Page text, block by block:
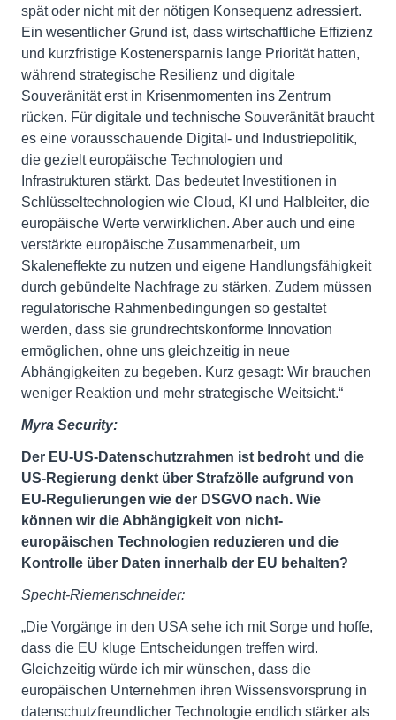
spät oder nicht mit der nötigen Konsequenz adressiert.
Ein wesentlicher Grund ist, dass wirtschaftliche Effizienz
und kurzfristige Kostenersparnis lange Priorität hatten,
während strategische Resilienz und digitale
Souveränität erst in Krisenmomenten ins Zentrum
rücken. Für digitale und technische Souveränität braucht
es eine vorausschauende Digital- und Industriepolitik,
die gezielt europäische Technologien und
Infrastrukturen stärkt. Das bedeutet Investitionen in
Schlüsseltechnologien wie Cloud, KI und Halbleiter, die
europäische Werte verwirklichen. Aber auch und eine
verstärkte europäische Zusammenarbeit, um
Skaleneffekte zu nutzen und eigene Handlungsfähigkeit
durch gebündelte Nachfrage zu stärken. Zudem müssen
regulatorische Rahmenbedingungen so gestaltet
werden, dass sie grundrechtskonforme Innovation
ermöglichen, ohne uns gleichzeitig in neue
Abhängigkeiten zu begeben. Kurz gesagt: Wir brauchen
weniger Reaktion und mehr strategische Weitsicht.“
Myra Security:
Der EU-US-Datenschutzrahmen ist bedroht und die
US-Regierung denkt über Strafzölle aufgrund von
EU-Regulierungen wie der DSGVO nach. Wie
können wir die Abhängigkeit von nicht-
europäischen Technologien reduzieren und die
Kontrolle über Daten innerhalb der EU behalten?
Specht-Riemenschneider:
„Die Vorgänge in den USA sehe ich mit Sorge und hoffe,
dass die EU kluge Entscheidungen treffen wird.
Gleichzeitig würde ich mir wünschen, dass die
europäischen Unternehmen ihren Wissensvorsprung in
datenschutzfreundlicher Technologie endlich stärker als